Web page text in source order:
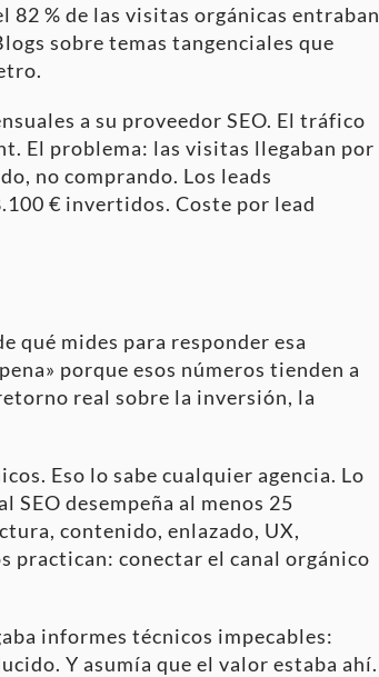
% de las visitas orgánicas entraban
sobre temas tangenciales que
a su proveedor SEO. El tráfico
El problema: las visitas llegaban por
no comprando. Los leads
€ invertidos. Coste por lead
qué mides para responder esa
porque esos números tienden a
real sobre la inversión, la
Eso lo sabe cualquier agencia. Lo
SEO desempeña al menos 25
contenido, enlazado, UX,
practican: conectar el canal orgánico
informes técnicos impecables:
Y asumía que el valor estaba ahí.